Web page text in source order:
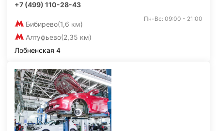
+7 (499) 110-28-43
Бибирево(1,6 км)
Алтуфьево(2,35 км)
Пн-Вс: 09:00 - 21:00
Лобненская 4